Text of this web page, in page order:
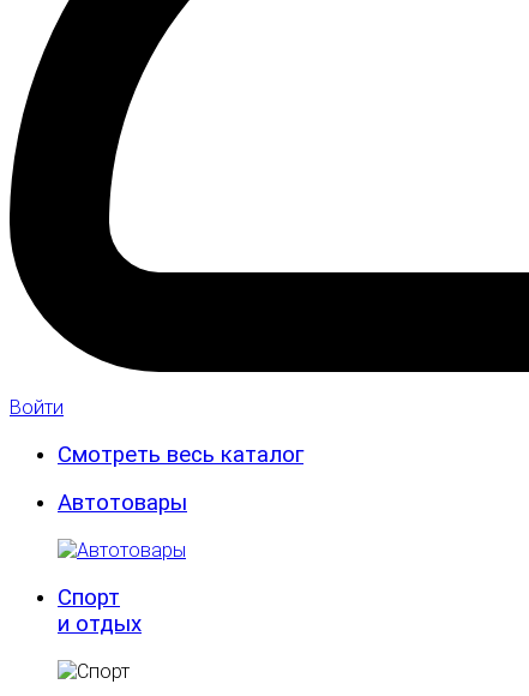
Войти
Смотреть весь каталог
Автотовары
Спорт
и отдых